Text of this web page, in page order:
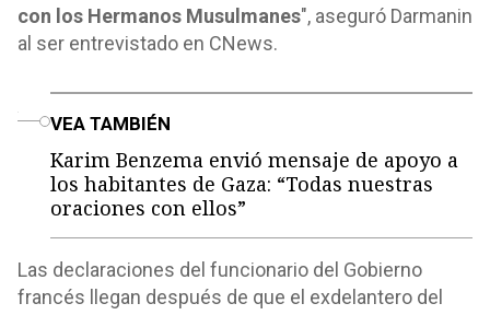
con los Hermanos Musulmanes", aseguró Darmanin
al ser entrevistado en CNews.
VEA TAMBIÉN
Karim Benzema envió mensaje de apoyo a
los habitantes de Gaza: “Todas nuestras
oraciones con ellos”
Las declaraciones del funcionario del Gobierno
francés llegan después de que el exdelantero del